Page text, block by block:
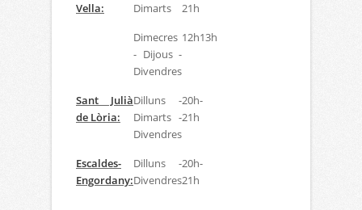
Vella:
Dimarts
Dimecres
- Dijous -
Divendres
21h
12h13h
Sant Julià
de Lòria:
Dilluns -
Dimarts -
Divendres
20h-
21h
Escaldes-
Engordany:
Dilluns -
Divendres
20h-
21h